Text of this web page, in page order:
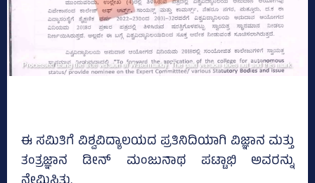
ಈ ಸಮಿತಿಗೆ ವಿಶ್ವವಿದ್ಯಾಲಯದ ಪ್ರತಿನಿದಿಯಾಗಿ ವಿಜ್ಞಾನ ಮತ್ತು
ತಂತ್ರಜ್ಞಾನ ಡೀನ್‌ ಮಂಜುನಾಥ ಪಟ್ಟಾಭಿ ಅವರನ್ನು